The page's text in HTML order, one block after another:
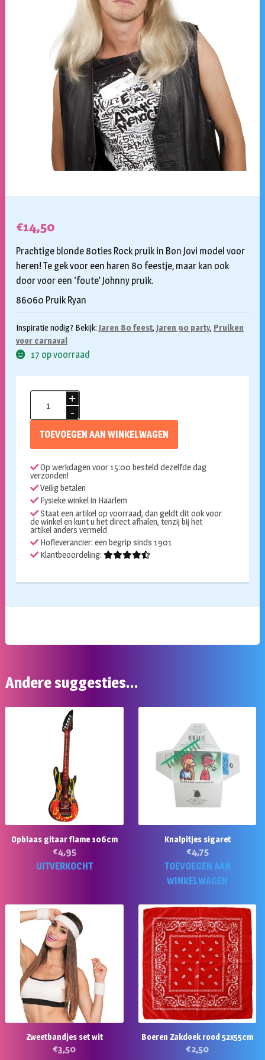
€14,50
Prachtige blonde 80ties Rock pruik in Bon Jovi model voor
heren! Te gek voor een haren 80 feestje, maar kan ook
door voor een ‘foute’ Johnny pruik.
86060 Pruik Ryan
Inspiratie nodig? Bekijk: Jaren 80 feest, Jaren 90 party, Pruiken
voor carnaval
17 op voorraad
pruik
TOEVOEGEN AAN WINKELWAGEN
Op werkdagen voor 15:00 besteld dezelfde dag
verzonden!
Veilig betalen
Fysieke winkel in Haarlem
Staat een artikel op voorraad, dan geldt dit ook voor
de winkel en kunt u het direct afhalen, tenzij bij het
artikel anders vermeld
Hofleverancier: een begrip sinds 1901
Klantbeoordeling:
Andere suggesties…
Opblaas gitaar flame 106cm
€4,95
UITVERKOCHT
Knalpitjes sigaret
€4,75
TOEVOEGEN AAN
WINKELWAGEN
Zweetbandjes set wit
€3,50
Boeren Zakdoek rood 52x55cm
€2,50